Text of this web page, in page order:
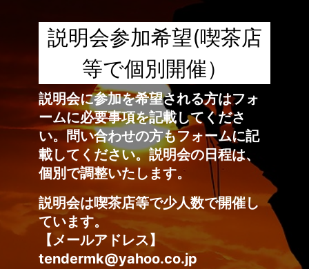
説明会参加希望(喫茶店
等で個別開催）
説明会に参加を希望される方はフォ
ームに必要事項を記載してくださ
い。問い合わせの方もフォームに記
載してください。説明会の日程は、
個別で調整いたします。
説明会は喫茶店等で少人数で開催し
ています。
【メールアドレス】
tendermk@yahoo.co.jp